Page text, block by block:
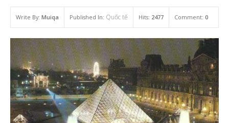
Write By: Muiqa Published In: Quốc tế Hits: 2477 Comment: 0